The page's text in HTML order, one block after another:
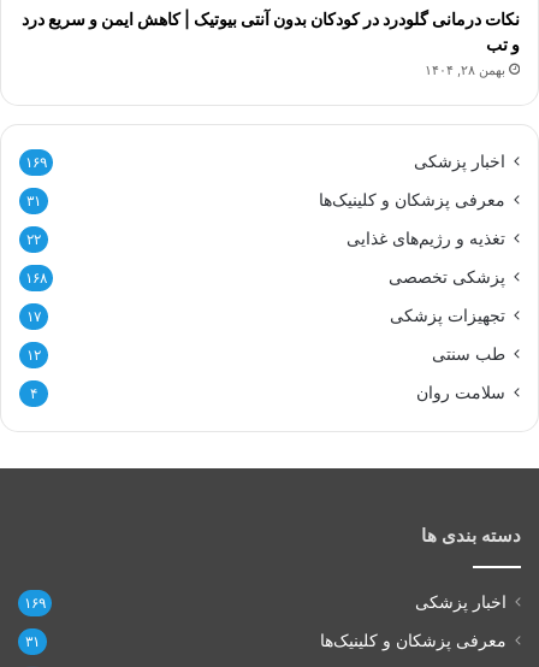
نکات درمانی گلودرد در کودکان بدون آنتی بیوتیک | کاهش ایمن و سریع درد
و تب
بهمن ۲۸, ۱۴۰۴
اخبار پزشکی ۱۶۹
معرفی پزشکان و کلینیک‌ها ۳۱
تغذیه و رژیم‌های غذایی ۲۲
پزشکی تخصصی ۱۶۸
تجهیزات پزشکی ۱۷
طب سنتی ۱۲
سلامت روان ۴
دسته بندی ها
اخبار پزشکی ۱۶۹
معرفی پزشکان و کلینیک‌ها ۳۱